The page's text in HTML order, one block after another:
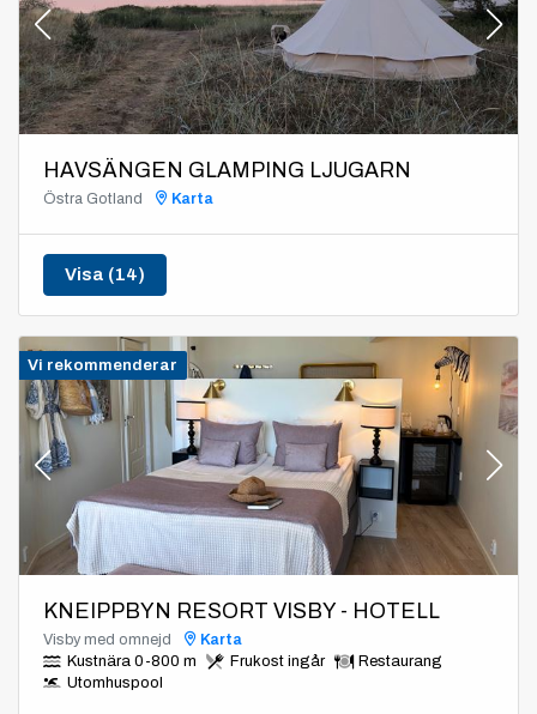
HAVSÄNGEN GLAMPING LJUGARN
Östra Gotland Karta
Visa (14)
Vi rekommenderar
KNEIPPBYN RESORT VISBY - HOTELL
Visby med omnejd
Karta
Kustnära 0-800 m
Frukost ingår
Restaurang
Utomhuspool